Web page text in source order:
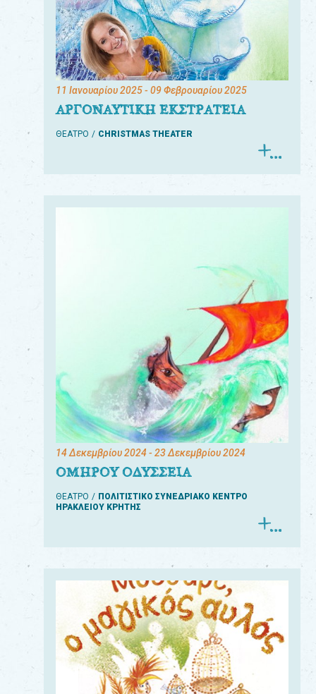
11 Ιανουαρίου 2025- 09 Φεβρουαρίου 2025
ΑΡΓΟΝΑΥΤΙΚΗ ΕΚΣΤΡΑΤΕΙΑ
ΘΕΑΤΡΟ CHRISTMAS THEATER
14 Δεκεμβρίου 2024- 23 Δεκεμβρίου 2024
ΟΜΗΡΟΥ ΟΔΥΣΣΕΙΑ
ΘΕΑΤΡΟ
ΠΟΛΙΤΙΣΤΙΚΟ ΣΥΝΕΔΡΙΑΚΟ ΚΕΝΤΡΟ
ΗΡΑΚΛΕΙΟΥ ΚΡΗΤΗΣ